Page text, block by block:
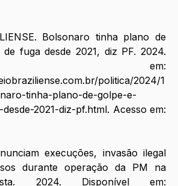
Bolsonaro tinha plano de
fuga desde 2021, diz PF. 2024.
politica/2024/1
tinha-plano-de-golpe-e-
2021-diz-pf.html. Acesso em:
execuções, invasão ilegal
durante operação da PM na